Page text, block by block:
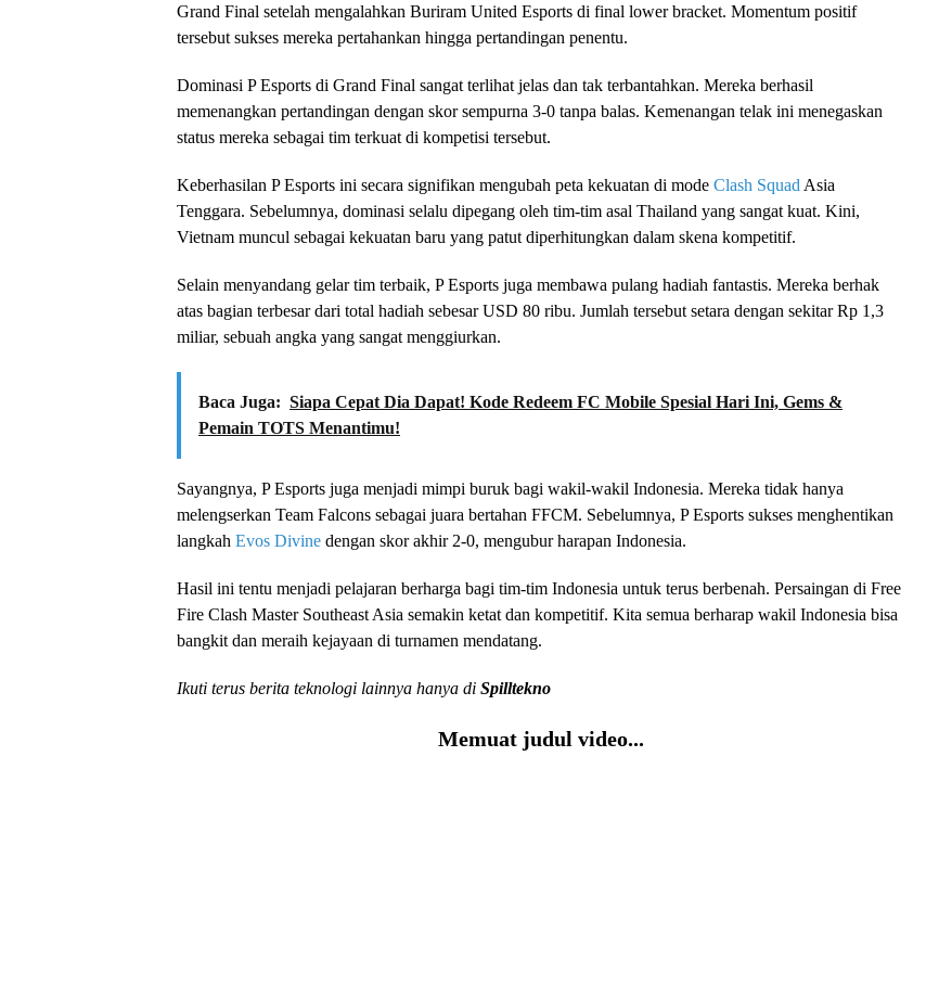
Grand Final setelah mengalahkan Buriram United Esports di final lower bracket. Momentum positif
tersebut sukses mereka pertahankan hingga pertandingan penentu.
Dominasi P Esports di Grand Final sangat terlihat jelas dan tak terbantahkan. Mereka berhasil
memenangkan pertandingan dengan skor sempurna 3-0 tanpa balas. Kemenangan telak ini menegaskan
status mereka sebagai tim terkuat di kompetisi tersebut.
Keberhasilan P Esports ini secara signifikan mengubah peta kekuatan di mode Clash Squad Asia
Tenggara. Sebelumnya, dominasi selalu dipegang oleh tim-tim asal Thailand yang sangat kuat. Kini,
Vietnam muncul sebagai kekuatan baru yang patut diperhitungkan dalam skena kompetitif.
Selain menyandang gelar tim terbaik, P Esports juga membawa pulang hadiah fantastis. Mereka berhak
atas bagian terbesar dari total hadiah sebesar USD 80 ribu. Jumlah tersebut setara dengan sekitar Rp 1,3
miliar, sebuah angka yang sangat menggiurkan.
Baca Juga: Siapa Cepat Dia Dapat! Kode Redeem FC Mobile Spesial Hari Ini, Gems &
Pemain TOTS Menantimu!
Sayangnya, P Esports juga menjadi mimpi buruk bagi wakil-wakil Indonesia. Mereka tidak hanya
melengserkan Team Falcons sebagai juara bertahan FFCM. Sebelumnya, P Esports sukses menghentikan
langkah Evos Divine dengan skor akhir 2-0, mengubur harapan Indonesia.
Hasil ini tentu menjadi pelajaran berharga bagi tim-tim Indonesia untuk terus berbenah. Persaingan di Free
Fire Clash Master Southeast Asia semakin ketat dan kompetitif. Kita semua berharap wakil Indonesia bisa
bangkit dan meraih kejayaan di turnamen mendatang.
Ikuti terus berita teknologi lainnya hanya di Spilltekno
Memuat judul video...